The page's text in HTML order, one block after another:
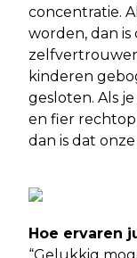
concentratie.
worden, dan
kinderen
gesloten. Als
en fier
dan is dat
Hoe ervaren